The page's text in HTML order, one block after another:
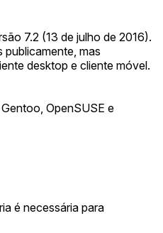
7.2 (13 de julho de 2016).
mas
desktop e cliente móvel.
OpenSUSE e
é necessária para